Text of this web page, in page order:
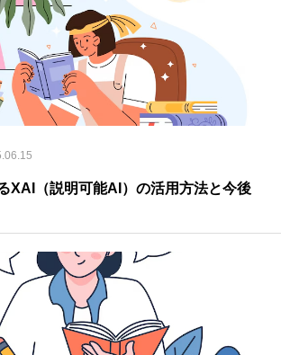
XAI（説明可能AI）の活用方法と今後